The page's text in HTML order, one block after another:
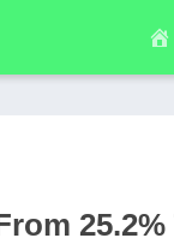
25.2%